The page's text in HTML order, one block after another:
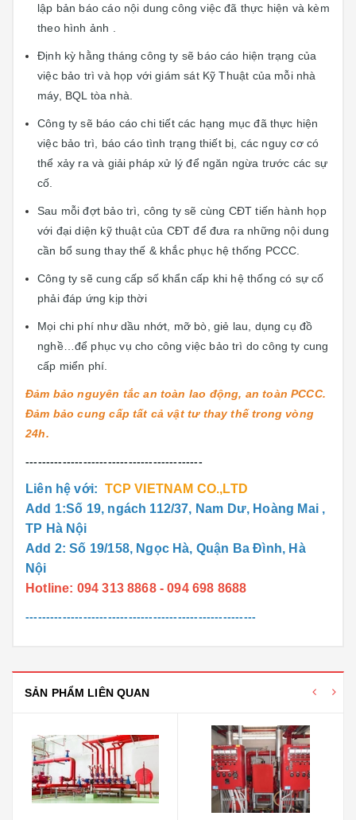
lập bản báo cáo nội dung công việc đã thực hiện và kèm
theo hình ảnh .
Định kỳ hằng tháng công ty sẽ báo cáo hiện trạng của
việc bảo trì và họp với giám sát Kỹ Thuật của mỗi nhà
máy, BQL tòa nhà.
Công ty sẽ báo cáo chi tiết các hạng mục đã thực hiện
việc bảo trì, báo cáo tình trạng thiết bị, các nguy cơ có
thể xảy ra và giải pháp xử lý để ngăn ngừa trước các sự
cố.
Sau mỗi đợt bảo trì, công ty sẽ cùng CĐT tiến hành họp
với đại diện kỹ thuật của CĐT để đưa ra những nội dung
cần bổ sung thay thế & khắc phục hệ thống PCCC.
Công ty sẽ cung cấp số khẩn cấp khi hệ thống có sự cố
phải đáp ứng kịp thời
Mọi chi phí như dầu nhớt, mỡ bò, giẻ lau, dụng cụ đồ
nghề…để phục vụ cho công việc bảo trì do công ty cung
cấp miển phí.
Đảm bảo nguyên tắc an toàn lao động, an toàn PCCC.
Đảm bảo cung cấp tất cả vật tư thay thế trong vòng
24h.
-------------------------------------------
Liên hệ với: TCP VIETNAM CO.,LTD
Add 1:Số 19, ngách 112/37, Nam Dư, Hoàng Mai ,
TP Hà Nội
Add 2: Số 19/158, Ngọc Hà, Quận Ba Đình, Hà
Nội
Hotline: 094 313 8868 - 094 698 8688
--------------------------------------------------------
SẢN PHẨM LIÊN QUAN